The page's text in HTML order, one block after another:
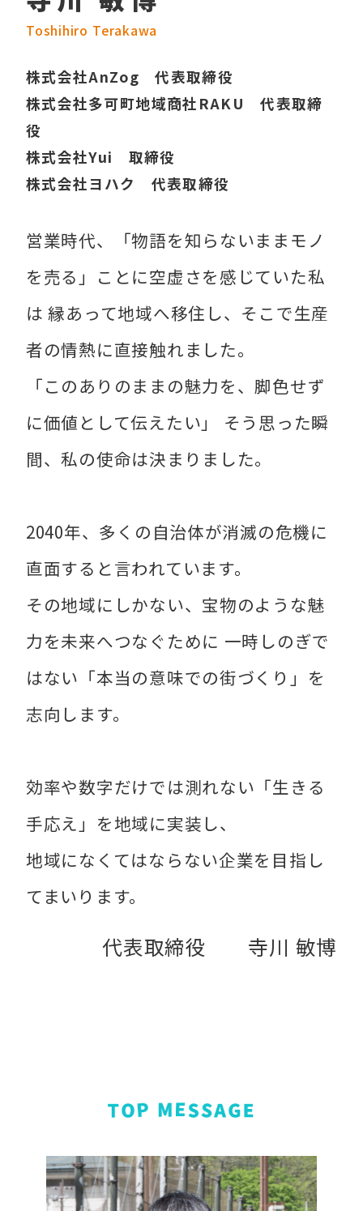
Toshihiro Terakawa
株式会社AnZog 代表取締役
株式会社多可町地域商社RAKU 代表取締
役
株式会社Yui 取締役
株式会社ヨハク 代表取締役
営業時代、「物語を知らないままモノ
を売る」ことに空虚さを感じていた私
は 縁あって地域へ移住し、そこで生産
者の情熱に直接触れました。
「このありのままの魅力を、脚色せず
に価値として伝えたい」 そう思った瞬
間、私の使命は決まりました。
2040年、多くの自治体が消滅の危機に
直面すると言われています。
その地域にしかない、宝物のような魅
力を未来へつなぐために 一時しのぎで
はない「本当の意味での街づくり」を
志向します。
効率や数字だけでは測れない「生きる
手応え」を地域に実装し、
地域になくてはならない企業を目指し
てまいります。
代表取締役 寺川 敏博